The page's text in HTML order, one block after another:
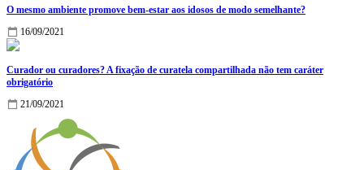
O mesmo ambiente promove bem-estar aos idosos de modo semelhante?
16/09/2021
Curador ou curadores? A fixação de curatela compartilhada não tem caráter
obrigatório
21/09/2021